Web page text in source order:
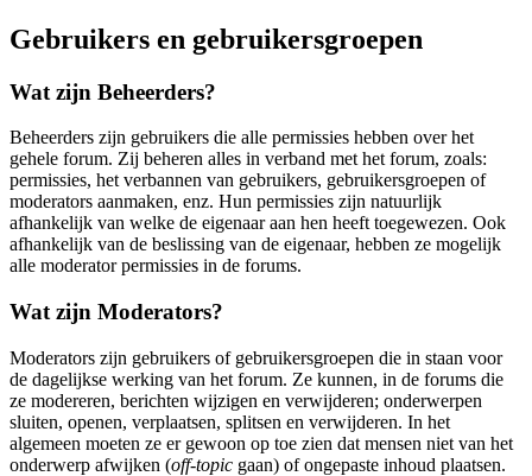
Gebruikers en gebruikersgroepen
Wat zijn Beheerders?
Beheerders zijn gebruikers die alle permissies hebben over het
gehele forum. Zij beheren alles in verband met het forum, zoals:
permissies, het verbannen van gebruikers, gebruikersgroepen of
moderators aanmaken, enz. Hun permissies zijn natuurlijk
afhankelijk van welke de eigenaar aan hen heeft toegewezen. Ook
afhankelijk van de beslissing van de eigenaar, hebben ze mogelijk
alle moderator permissies in de forums.
Wat zijn Moderators?
Moderators zijn gebruikers of gebruikersgroepen die in staan voor
de dagelijkse werking van het forum. Ze kunnen, in de forums die
ze modereren, berichten wijzigen en verwijderen; onderwerpen
sluiten, openen, verplaatsen, splitsen en verwijderen. In het
algemeen moeten ze er gewoon op toe zien dat mensen niet van het
onderwerp afwijken (off-topic gaan) of ongepaste inhoud plaatsen.